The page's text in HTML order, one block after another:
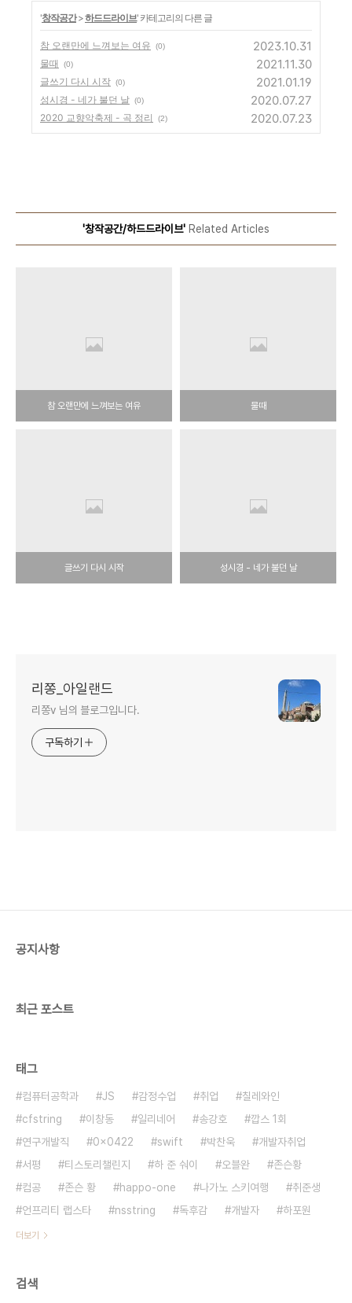
'창작공간>하드드라이브' 카테고리의 다른 글
참 오랜만에 느껴보는 여유 (0) 2023.10.31
물때 (0) 2021.11.30
글쓰기 다시 시작 (0) 2021.01.19
성시경 - 네가 불던 날 (0) 2020.07.27
2020 교향악축제 - 곡 정리 (2) 2020.07.23
'창작공간/하드드라이브' Related Articles
참 오랜만에 느껴보는 여유 물때
글쓰기 다시 시작 성시경 - 네가 불던 날
리쫑_아일랜드
리쫑v 님의 블로그입니다.
구독하기
공지사항
최근 포스트
태그
컴퓨터공학과 JS 감정수업 취업
칠레와인
cfstring
이창동 일리네어 송강호
깝스 1회
연구개발직
0x0422 swift 박찬욱
개발자취업
서평
티스토리챌린지 하 준 숴이 오블완
존슨황
컴공
존슨 황 happo-one 나가노 스키여행
취준생
언프리티 랩스타
nsstring 독후감 개발자 하포원
더보기
검색